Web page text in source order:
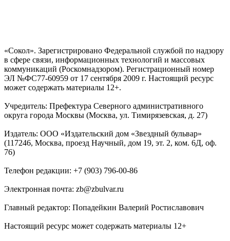
«Сокол». Зарегистрировано Федеральной службой по надзору
в сфере связи, информационных технологий и массовых
коммуникаций (Роскомнадзором). Регистрационный номер
ЭЛ №ФС77-60959 от 17 сентября 2009 г. Настоящий ресурс
может содержать материалы 12+.
Учредитель: Префектура Северного административного
округа города Москвы (Москва, ул. Тимирязевская, д. 27)
Издатель: ООО «Издательский дом «Звездный бульвар»
(117246, Москва, проезд Научный, дом 19, эт. 2, ком. 6Д, оф.
76)
Телефон редакции: +7 (903) 796-00-86
Электронная почта: zb@zbulvar.ru
Главный редактор: Попадейкин Валерий Ростиславович
Настоящий ресурс может содержать материалы 12+